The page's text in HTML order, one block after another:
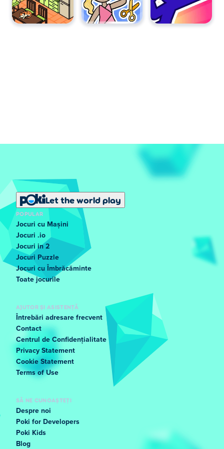
Let the world play
POPULAR
Jocuri cu Mașini
Jocuri .io
Jocuri in 2
Jocuri Puzzle
Jocuri cu Îmbrăcăminte
Toate jocurile
AJUTOR ȘI ASISTENȚĂ
Întrebări adresare frecvent
Contact
Centrul de Confidențialitate
Privacy Statement
Cookie Statement
Terms of Use
SĂ NE CUNOAȘTEȚI
Despre noi
Poki for Developers
Poki Kids
Blog